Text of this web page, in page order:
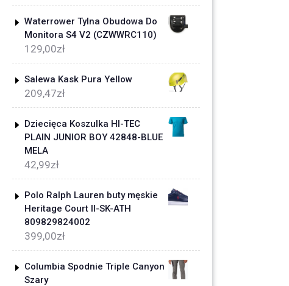
Waterrower Tylna Obudowa Do
Monitora S4 V2 (CZWWRC110)
129,00zł
Salewa Kask Pura Yellow
209,47zł
Dziecięca Koszulka HI-TEC
PLAIN JUNIOR BOY 42848-BLUE
MELA
42,99zł
Polo Ralph Lauren buty męskie
Heritage Court II-SK-ATH
809829824002
399,00zł
Columbia Spodnie Triple Canyon
Szary